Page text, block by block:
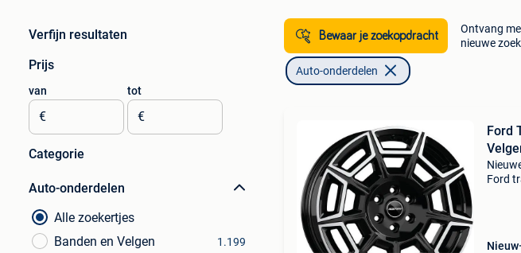
Verfijn resultaten
Prijs
van
€
tot
€
Categorie
Auto-onderdelen
Alle zoekertjes
Banden en Velgen
1.199
Bewaar je zoekopdracht
Ontvang
nieuwe
Auto-onderdelen
Ford
Ford
Nieuw